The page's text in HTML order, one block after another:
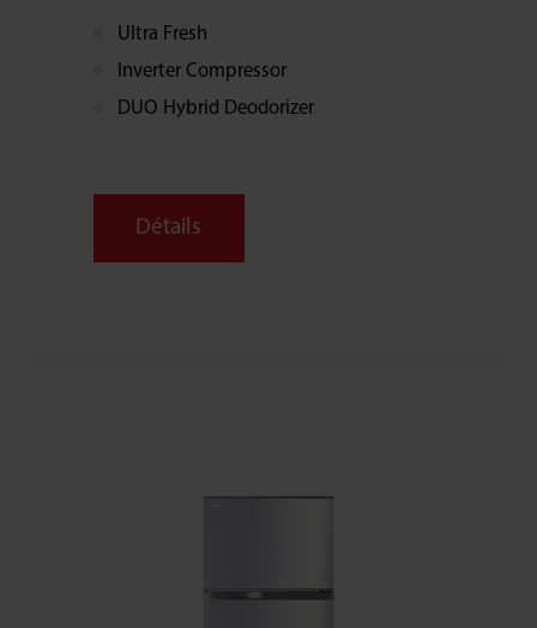
Ultra Fresh
Inverter Compressor
DUO Hybrid Deodorizer
Détails